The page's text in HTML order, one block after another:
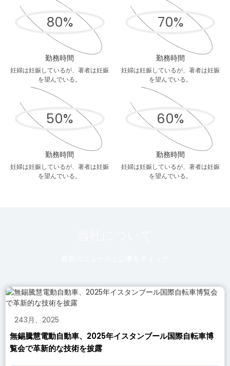
80%
勤務時間
妊婦は妊娠しているが、著者は妊娠
を望んでいる。
70%
勤務時間
妊婦は妊娠しているが、著者は妊娠
を望んでいる。
50%
勤務時間
妊婦は妊娠しているが、著者は妊娠
を望んでいる。
60%
勤務時間
妊婦は妊娠しているが、著者は妊娠
を望んでいる。
243月 、 2025
無錫騰慧電動自動車、2025年イスタンブール国際自転車博
覧会で革新的な技術を披露